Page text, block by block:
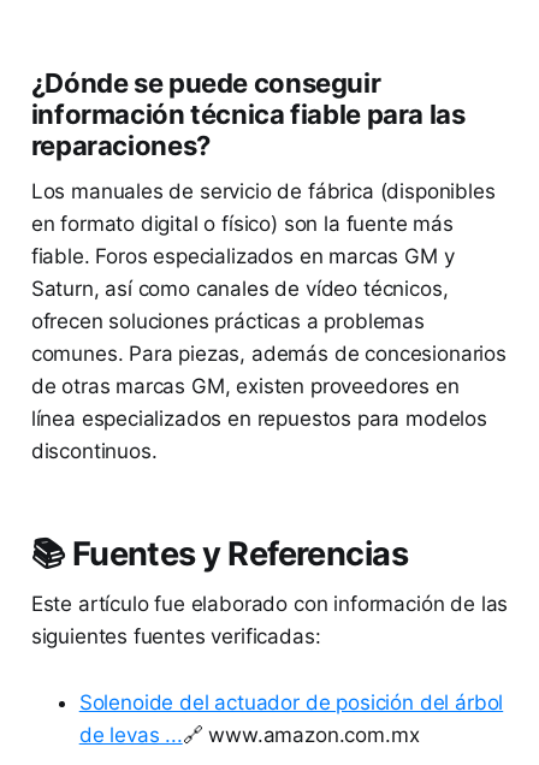
¿Dónde se puede conseguir
información técnica fiable para las
reparaciones?
Los manuales de servicio de fábrica (disponibles
en formato digital o físico) son la fuente más
fiable. Foros especializados en marcas GM y
Saturn, así como canales de vídeo técnicos,
ofrecen soluciones prácticas a problemas
comunes. Para piezas, además de concesionarios
de otras marcas GM, existen proveedores en
línea especializados en repuestos para modelos
discontinuos.
📚 Fuentes y Referencias
Este artículo fue elaborado con información de las
siguientes fuentes verificadas:
Solenoide del actuador de posición del árbol
de levas ...🔗 www.amazon.com.mx